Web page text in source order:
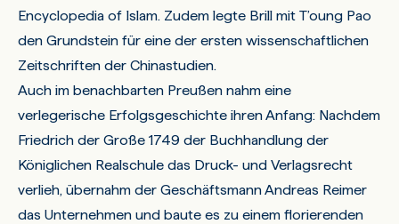
Encyclopedia of Islam. Zudem legte Brill mit T’oung Pao
den Grundstein für eine der ersten wissenschaftlichen
Zeitschriften der Chinastudien.
Auch im benachbarten Preußen nahm eine
verlegerische Erfolgsgeschichte ihren Anfang: Nachdem
Friedrich der Große 1749 der Buchhandlung der
Königlichen Realschule das Druck- und Verlagsrecht
verlieh, übernahm der Geschäftsmann Andreas Reimer
das Unternehmen und baute es zu einem florierenden